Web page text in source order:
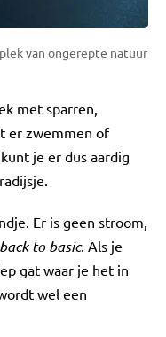
van ongerepte natuur
met sparren,
er zwemmen of
je er dus aardig
Er is geen stroom,
back to basic. Als je
gat waar je het in
wel een